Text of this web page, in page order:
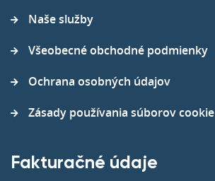
Naše služby
Všeobecné obchodné podmienky
Ochrana osobných údajov
Zásady používania súborov cookie
Fakturačné údaje